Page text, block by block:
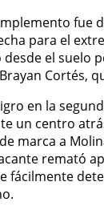
fue
para el
el suelo
Cortés,
en la
un centro
marca a
remató
fácilmente